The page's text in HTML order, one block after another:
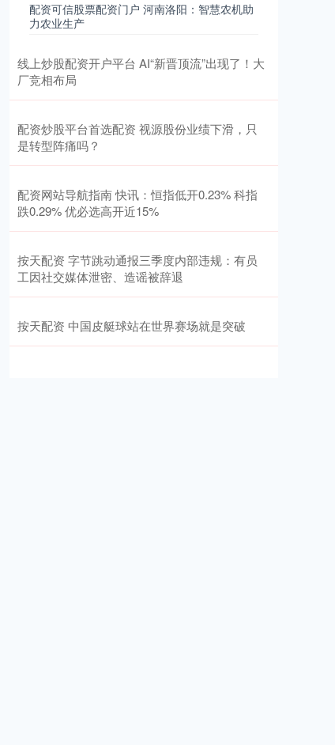
配资可信股票配资门户 河南洛阳：智慧农机助
力农业生产
线上炒股配资开户平台 AI“新晋顶流”出现了！大
厂竞相布局
配资炒股平台首选配资 视源股份业绩下滑，只
是转型阵痛吗？
配资网站导航指南 快讯：恒指低开0.23% 科指
跌0.29% 优必选高开近15%
按天配资 字节跳动通报三季度内部违规：有员
工因社交媒体泄密、造谣被辞退
按天配资 中国皮艇球站在世界赛场就是突破